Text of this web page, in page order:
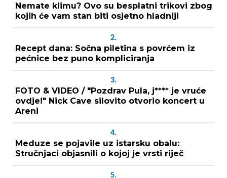
Nemate klimu? Ovo su besplatni trikovi zbog
kojih će vam stan biti osjetno hladniji
2.
Recept dana: Sočna piletina s povrćem iz
pećnice bez puno kompliciranja
3.
FOTO & VIDEO / "Pozdrav Pula, j**** je vruće
ovdje!" Nick Cave silovito otvorio koncert u
Areni
4.
Meduze se pojavile uz istarsku obalu:
Stručnjaci objasnili o kojoj je vrsti riječ
5.